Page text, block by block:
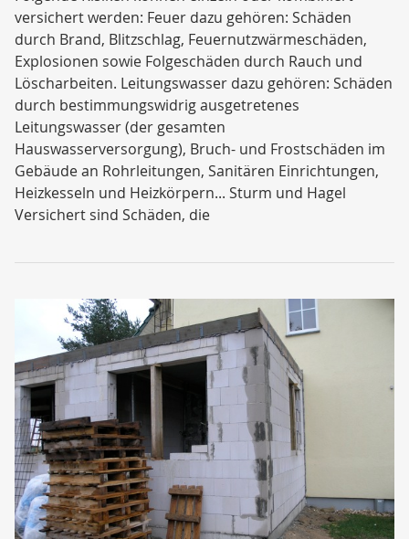
versichert werden: Feuer dazu gehören: Schäden
durch Brand, Blitzschlag, Feuernutzwärmeschäden,
Explosionen sowie Folgeschäden durch Rauch und
Löscharbeiten. Leitungswasser dazu gehören: Schäden
durch bestimmungswidrig ausgetretenes
Leitungswasser (der gesamten
Hauswasserversorgung), Bruch- und Frostschäden im
Gebäude an Rohrleitungen, Sanitären Einrichtungen,
Heizkesseln und Heizkörpern... Sturm und Hagel
Versichert sind Schäden, die